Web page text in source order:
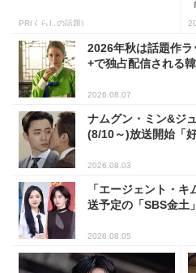
PR(くらしの話題)
2026年秋は話題作
+で独占配信される
2026.08.07
ナムグン・ミン&ジ
(8/10～)放送開始「
2026.08.03
「エージェント・
送予定の「SBS金土
2026.08.05